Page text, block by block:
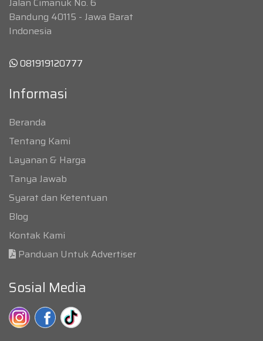
Bandung 40115 - Jawa Barat
Indonesia
081919120777
Informasi
Beranda
Tentang Kami
Layanan & Harga
Tanya Jawab
Syarat dan Ketentuan
Blog
Kontak Kami
Panduan Untuk Advertiser
Sosial Media